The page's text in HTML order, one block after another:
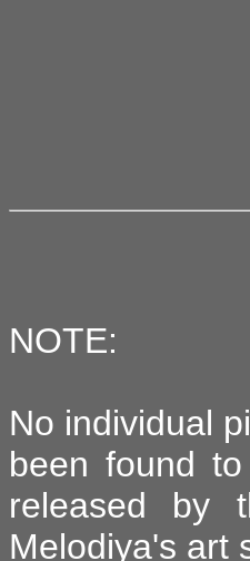
NOTE:
No individual
been found
released by
Melodiya's art